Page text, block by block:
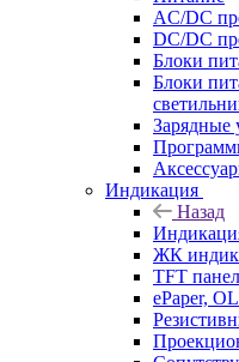
AC/DC
DC/DC
Блоки
Блоки
Зарядные
Индикация
Назад
ЖК
TFT
ePaper,